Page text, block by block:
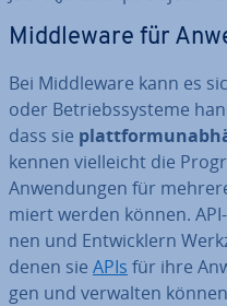
Midd­le­wa­re für
Bei Midd­le­wa­re kann es
oder Be­triebs­sys­te­me
dass sie
kennen viel­leicht die
An­wen­dun­gen für
miert werden können.
nen und Ent­wick­lern
denen sie APIs für ihre
gen und verwalten